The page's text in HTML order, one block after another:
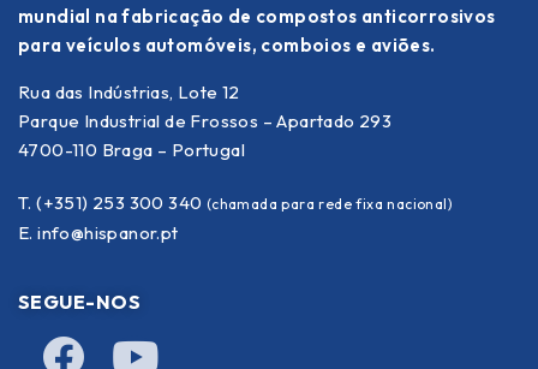
mundial na fabricação de compostos anticorrosivos
para veículos automóveis, comboios e aviões.
Rua das Indústrias, Lote 12
Parque Industrial de Frossos – Apartado 293
4700-110 Braga – Portugal
T. (+351) 253 300 340 (chamada para rede fixa nacional)
E. info@hispanor.pt
SEGUE-NOS